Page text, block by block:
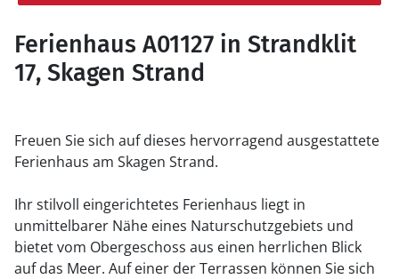
Ferienhaus A01127 in Strandklit
17, Skagen Strand
Freuen Sie sich auf dieses hervorragend ausgestattete
Ferienhaus am Skagen Strand.
Ihr stilvoll eingerichtetes Ferienhaus liegt in
unmittelbarer Nähe eines Naturschutzgebiets und
bietet vom Obergeschoss aus einen herrlichen Blick
auf das Meer. Auf einer der Terrassen können Sie sich